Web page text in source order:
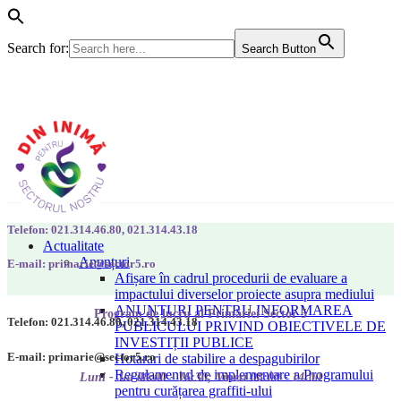
Search for: Search Button
Actualitate
Anunțuri
Afișare în cadrul procedurii de evaluare a
impactului diverselor proiecte asupra mediului
ANUNȚURI PENTRU INFORMAREA
PUBLICULUI PRIVIND OBIECTIVELE DE
INVESTIȚII PUBLICE
Hotarari de stabilire a despagubirilor
Regulamentul de implementare a Programului
pentru curățarea graffiti-ului
Telefon: 021.314.46.80, 021.314.43.18
E-mail: primarie@sector5.ro
Program de lucru al Primăriei Sector 5
Luni - Joi 08:00 - 16:30; Vineri 08:00 - 14:00
Telefon: 021.314.46.80, 021.314.43.18
E-mail: primarie@sector5.ro